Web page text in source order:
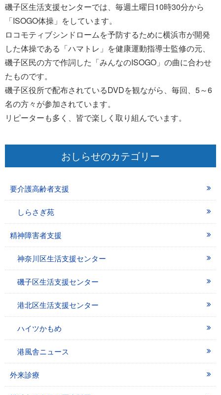
磯子区生活支援センターでは、毎週土曜日10時30分から
「ISOGO体操」をしています。
ロコモティブシンドロームを予防するために横浜市が開発
した体操である「ハマトレ」を健康運動指導士監修の元、
磯子区民の方で作詞した「みんなのISOGO」の曲に合わせ
たものです。
磯子区役所で配布されているDVDを観ながら、毎回、5～6
名の方々が参加されています。
リピーターも多く、皆で楽しく取り組んでいます。
おしらせのカテゴリー
要介護高齢者支援
しらさぎ苑
精神障害者支援
神奈川区生活支援センター
磯子区生活支援センター
港北区生活支援センター
ハイツかもめ
港風舎ニュース
外来診療